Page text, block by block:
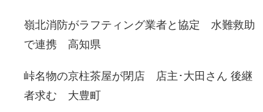
嶺北消防がラフティング業者と協定 水難救助
で連携 高知県
峠名物の京柱茶屋が閉店 店主･大田さん 後継
者求む 大豊町